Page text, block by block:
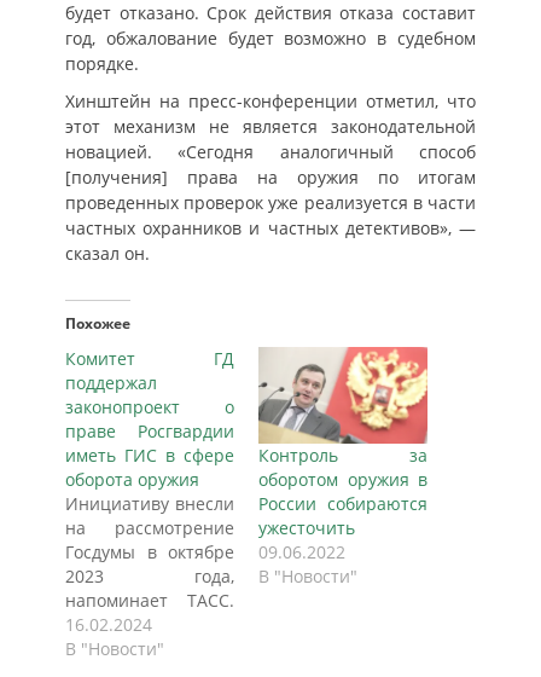
будет отказано. Срок действия отказа составит
год, обжалование будет возможно в судебном
порядке.
Хинштейн на пресс-конференции отметил, что
этот механизм не является законодательной
новацией. «Сегодня аналогичный способ
[получения] права на оружия по итогам
проведенных проверок уже реализуется в части
частных охранников и частных детективов», —
сказал он.
Похожее
Комитет ГД
поддержал
законопроект о
праве Росгвардии
иметь ГИС в сфере
оборота оружия
Инициативу внесли
на рассмотрение
Госдумы в октябре
2023 года,
напоминает ТАСС.
Комитет Госдумы
по безопасности и
16.02.2024
В "Новости"
Контроль за
оборотом оружия в
России собираются
ужесточить
09.06.2022
В "Новости"